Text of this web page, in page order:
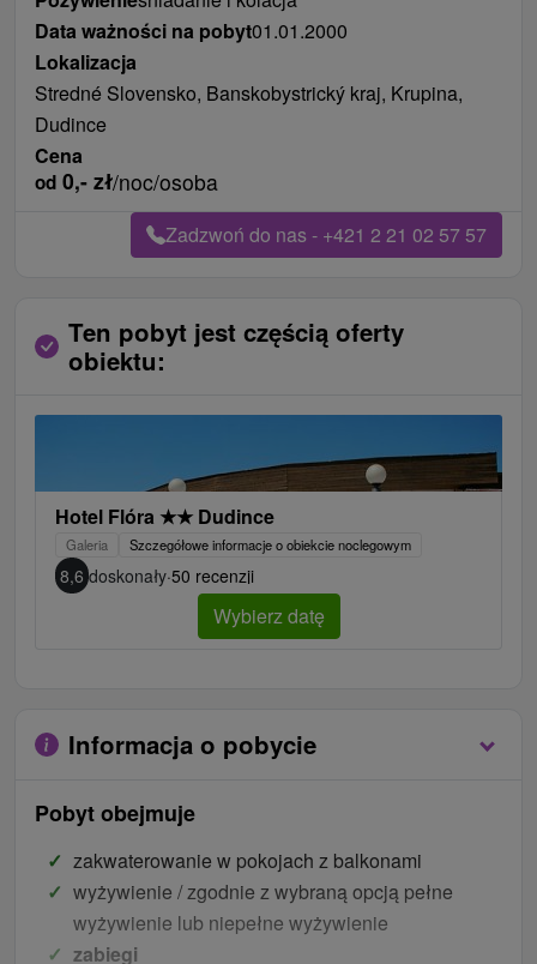
Data ważności na pobyt01.01.2000
Lokalizacja
Stredné Slovensko, Banskobystrický kraj, Krupina,
Dudince
Cena
od 0,- zł/noc/osoba
Zadzwoń do nas - +421 2 21 02 57 57
Ten pobyt jest częścią oferty
obiektu:
Hotel Flóra ★★ Dudince
Galeria Szczegółowe informacje o obiekcie noclegowym
8,6 doskonały·50 recenzji
Wybierz datę
Informacja o pobycie
Pobyt obejmuje
zakwaterowanie w pokojach z balkonami
wyżywienie / zgodnie z wybraną opcją pełne
wyżywienie lub niepełne wyżywienie
zabiegi